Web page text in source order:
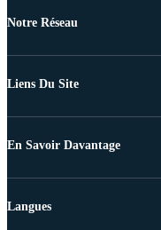
Notre Réseau
Liens Du Site
En Savoir Davantage
Langues